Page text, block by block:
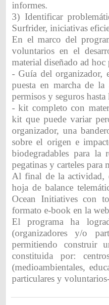
informes.
3) Identificar
Surfrider, iniciativas
En el marco del
voluntarios en el
material diseñado ad hoc
- Guía del organizador,
puesta en marcha de la
permisos y seguros
- kit completo con
kit que puede variar
organizador, una
sobre el origen e
biodegradables para la
pegatinas y carteles
Al final de la actividad,
hoja de balance
Ocean Initiatives con
formato e-book en la
El programa ha
(organizadores y/o
permitiendo construir
constituida por:
(medioambientales,
particulares y